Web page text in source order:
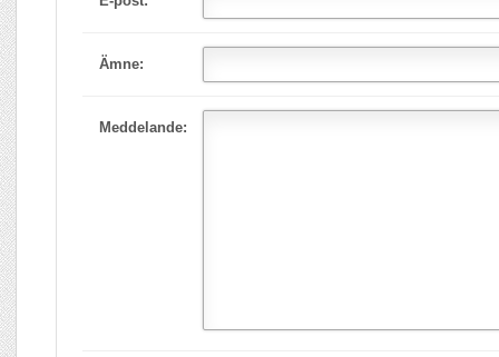
Ämne:
Meddelande: